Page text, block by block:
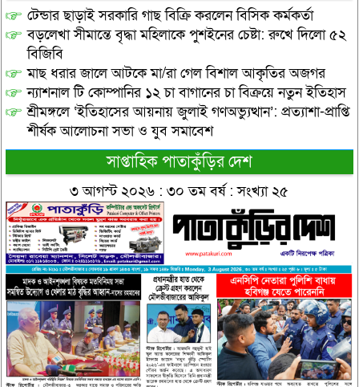
টেন্ডার ছাড়াই সরকারি গাছ বিক্রি করলেন বিসিক কর্মকর্তা
বড়লেখা সীমান্তে বৃদ্ধা মহিলাকে পুশইনের চেষ্টা: রুখে দিলো ৫২
বিজিবি
মাছ ধরার জালে আটকে মা/রা গেল বিশাল আকৃতির অজগর
ন্যাশনাল টি কোম্পানির ১২ চা বাগানের চা বিক্রয়ে নতুন ইতিহাস
শ্রীমঙ্গলে ‘ইতিহাসের আয়নায় জুলাই গণঅভ্যুত্থান’: প্রত্যাশা-প্রাপ্তি
শীর্ষক আলোচনা সভা ও যুব সমাবেশ
সাপ্তাহিক পাতাকুঁড়ির দেশ
৩ আগস্ট ২০২৬ : ৩০ তম বর্ষ : সংখ্যা ২৫